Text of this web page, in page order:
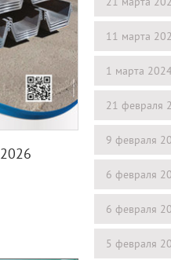
11 марта
1 марта
21 февраля
9 февраля
6 февраля
6 февраля
5 февраля